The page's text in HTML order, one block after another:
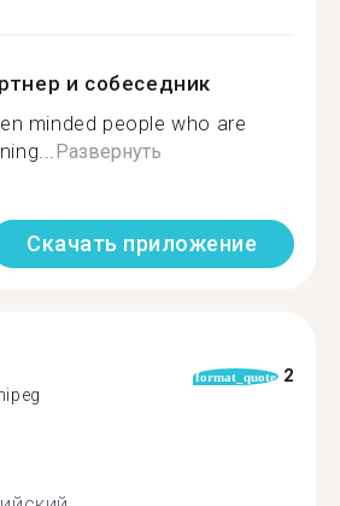
и собеседник
minded people who are
Развернуть
Скачать приложение
format_quote 2